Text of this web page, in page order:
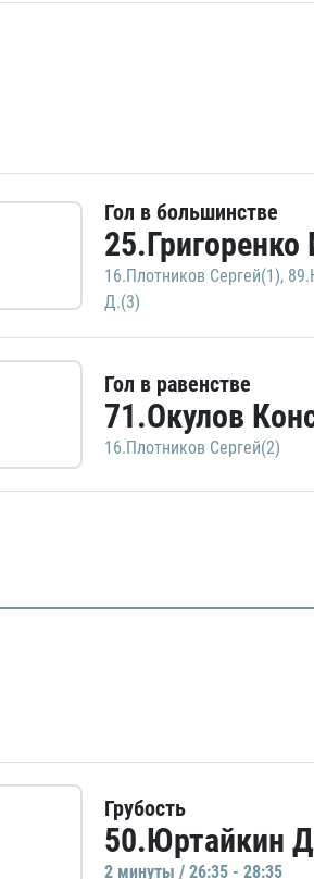
Гол в большинстве
16.Плотников Сергей(1),
Д.(3)
Гол в равенстве
71.Окулов
16.Плотников Сергей(2)
Грубость
50.Юртайкин
2 минуты / 26:35 - 28:35